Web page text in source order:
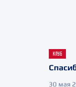
КЛУБ
30 мая